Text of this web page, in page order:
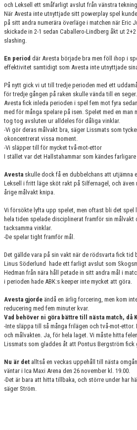
och Leksell ett småfarligt avslut från vänstra
När Avesta inte utnyttjade sitt powerplay spel
på sitt andra numerära överläge i matchen när Eric
skickade in 2-1 sedan Caballero-Lindberg åkt ut
slashing.
En period där Avesta började bra men föll ihop i
effektivitet samtidigt som Avesta inte utnyttjade
På nytt gick vi ut till tredje perioden med ett
för tredje gången på raken skulle vända till en seger.
Avesta fick inleda perioden i spel fem mot fyra
med för många spelare på isen. Spelet med en man
tog tog avsluten ur alldeles för dåliga vinklar.
-Vi gör deras målvakt bra, säger Lissmats som
okoncentrerat vissa moment.
-Vi släpper till för mycket två-mot-ettor
I stället var det Hallstahammar som kändes farligare
Avesta skulle dock få en dubbelchans att utjämna
Leksell i fritt läge sköt rakt på Silfernagel, och även
årige målvakt knipa.
Vi försökte lyfta upp spelet, men oftast bli det spel
hela tiden spelade disciplinerat framför sin målvakt
tacksamma vinklar.
-De spelar tight framför mål.
Det gällde vara på sin vakt när de rödsvarta fick tid
Linus Söderlund
hade ett farligt avslut som
Hedman från nära håll petade in sitt andra mål i
i perioden hade ABK:s keeper inte mycket att göra.
Avesta gjorde ändå en ärlig forcering, men kom
reducering med fem minuter kvar.
Vad behöver ni göra bättre till nästa match, då
-Inte släppa till så många frilägen och två-mot-
och målvakten. Ja, för hela laget. Vi måste hitta
Lissmats som gladdes åt att Pontus Bergström fick
Nu är det alltså en veckas uppehåll till nästa
väntar i Ica Maxi Arena den 26 november kl. 19.00.
-Det är bara att hitta tillbaka, och större under har
säger Ström.